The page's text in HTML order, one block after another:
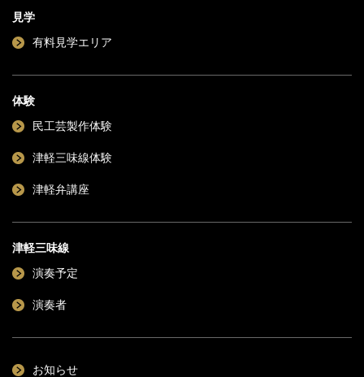
見学
有料見学エリア
体験
民工芸製作体験
津軽三味線体験
津軽弁講座
津軽三味線
演奏予定
演奏者
お知らせ